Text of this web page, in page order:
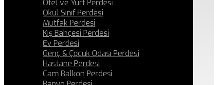
Otel ve Yurt Perdesi
Okul Sınıf Perdesi
Mutfak Perdesi
Kış Bahçesi Perdesi
Ev Perdesi
Genç & Çocuk Odası Perdesi
Hastane Perdesi
Cam Balkon Perdesi